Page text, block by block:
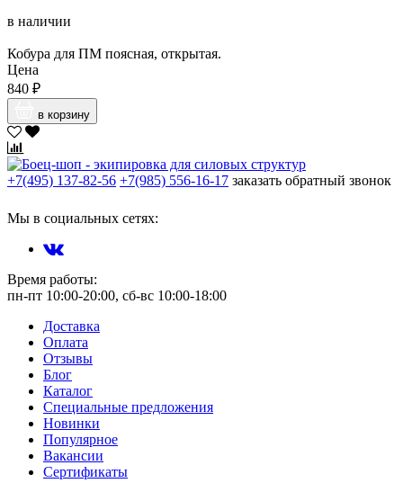
в наличии
Кобура для ПМ поясная, открытая.
Цена
840 ₽
в корзину
+7(495) 137-82-56 +7(985) 556-16-17 заказать обратный звонок
Мы в социальных сетях:
Время работы:
пн-пт 10:00-20:00, сб-вс 10:00-18:00
Доставка
Оплата
Отзывы
Блог
Каталог
Специальные предложения
Новинки
Популярное
Вакансии
Сертификаты